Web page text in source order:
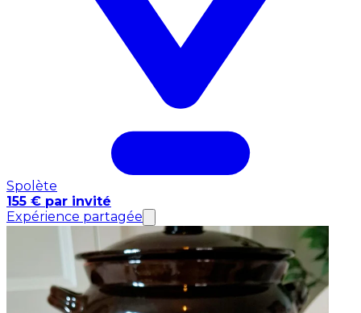
Spolète
155 € par invité
Expérience partagée